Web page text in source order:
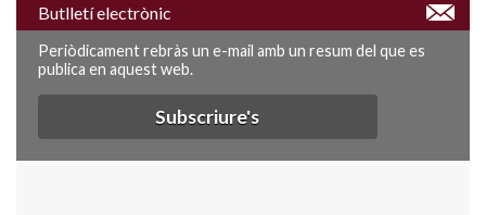
Butlletí electrònic
Periòdicament rebràs un e-mail amb un resum del que es
publica en aquest web.
Subscriure's